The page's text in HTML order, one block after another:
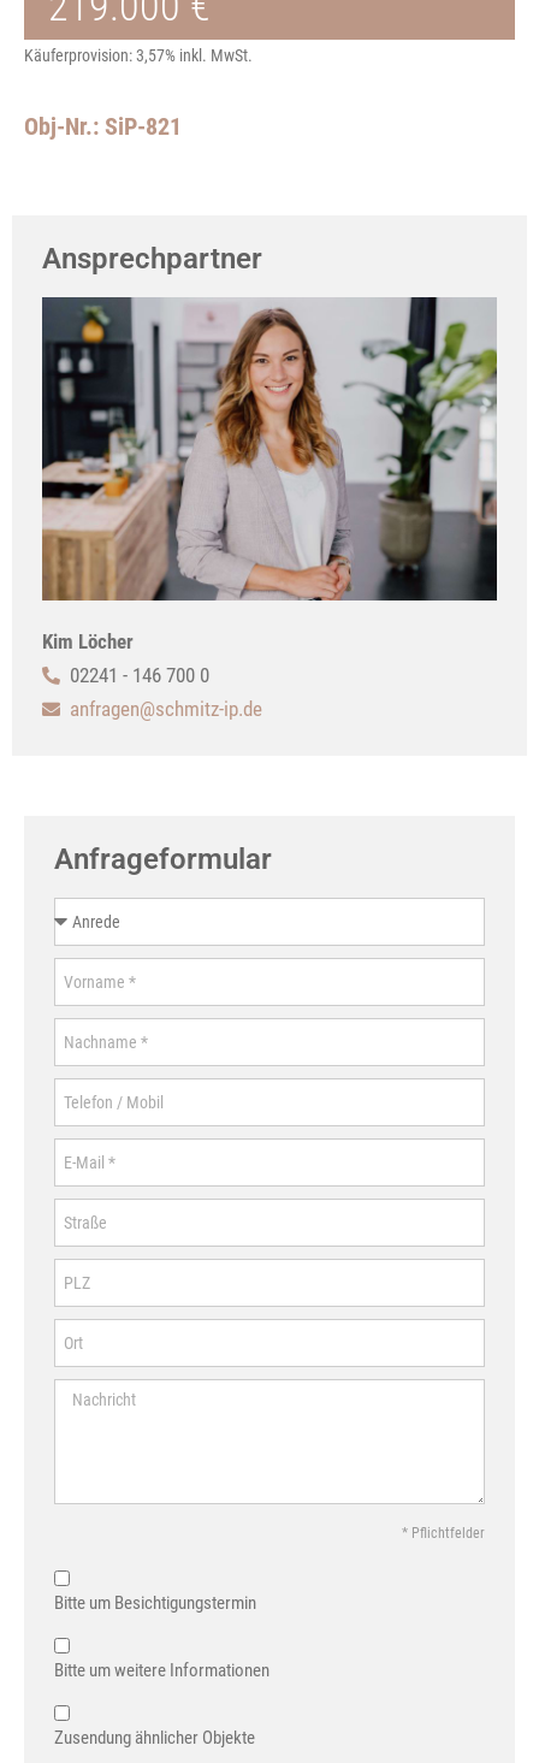
Käuferprovision: 3,57% inkl. MwSt.
Obj-Nr.: SiP-821
Ansprechpartner
Kim Löcher
02241 - 146 700 0
anfragen@schmitz-ip.de
Anfrageformular
* Pflichtfelder
Bitte um Besichtigungstermin
Bitte um weitere Informationen
Zusendung ähnlicher Objekte